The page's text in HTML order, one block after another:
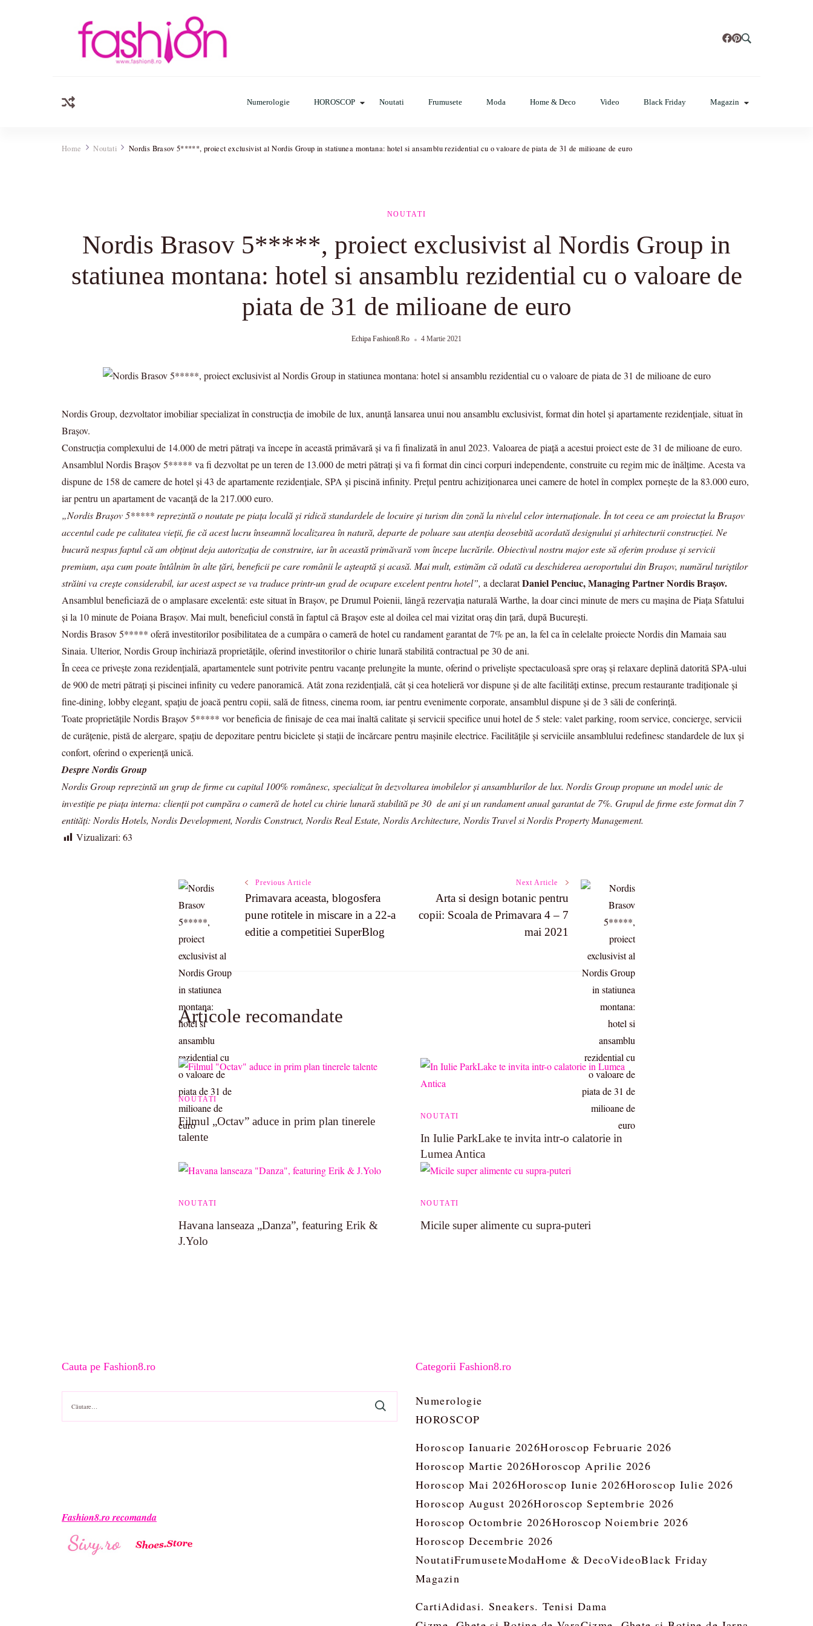
Numerologie HOROSCOP Noutati Frumusete Moda Home & Deco Video Black Friday Magazin
Home Noutati Nordis Brasov 5*****, proiect exclusivist al Nordis Group in statiunea montana: hotel si ansamblu rezidential cu o valoare de piata de 31 de milioane de euro
NOUTATI
Nordis Brasov 5*****, proiect exclusivist al Nordis Group in
statiunea montana: hotel si ansamblu rezidential cu o valoare de
piata de 31 de milioane de euro
Echipa Fashion8.ro 4 Martie 2021
Nordis Group, dezvoltator imobiliar specializat în construcția de imobile de lux, anunță lansarea unui nou ansamblu exclusivist, format din hotel și apartamente rezidențiale, situat în
Brașov.
Construcția complexului de 14.000 de metri pătrați va începe în această primăvară și va fi finalizată în anul 2023. Valoarea de piață a acestui proiect este de 31 de milioane de euro.
Ansamblul Nordis Brașov 5***** va fi dezvoltat pe un teren de 13.000 de metri pătrați și va fi format din cinci corpuri independente, construite cu regim mic de înălțime. Acesta va
dispune de 158 de camere de hotel și 43 de apartamente rezidențiale, SPA și piscină infinity. Prețul pentru achiziționarea unei camere de hotel în complex pornește de la 83.000 euro,
iar pentru un apartament de vacanță de la 217.000 euro.
„Nordis Brașov 5***** reprezintă o noutate pe piața locală și ridică standardele de locuire și turism din zonă la nivelul celor internaționale. În tot ceea ce am proiectat la Brașov
accentul cade pe calitatea vieții, fie că acest lucru înseamnă localizarea în natură, departe de poluare sau atenția deosebită acordată designului și arhitecturii construcției. Ne
bucură nespus faptul că am obținut deja autorizația de construire, iar în această primăvară vom începe lucrările. Obiectivul nostru major este să oferim produse și servicii
premium, așa cum poate întâlnim în alte țări, beneficii pe care românii le așteaptă și acasă. Mai mult, estimăm că odată cu deschiderea aeroportului din Brașov, numărul turiștilor
străini va crește considerabil, iar acest aspect se va traduce printr-un grad de ocupare excelent pentru hotel”, a declaratDaniel Penciuc, Managing Partner Nordis Brașov.
Ansamblul beneficiază de o amplasare excelentă: este situat în Brașov, pe Drumul Poienii, lângă rezervația naturală Warthe, la doar cinci minute de mers cu mașina de Piața Sfatului
și la 10 minute de Poiana Brașov. Mai mult, beneficiul constă în faptul că Brașov este al doilea cel mai vizitat oraș din țară, după București.
Nordis Brasov 5***** oferă investitorilor posibilitatea de a cumpăra o cameră de hotel cu randament garantat de 7% pe an, la fel ca în celelalte proiecte Nordis din Mamaia sau
Sinaia. Ulterior, Nordis Group închiriază proprietățile, oferind investitorilor o chirie lunară stabilită contractual pe 30 de ani.
În ceea ce privește zona rezidențială, apartamentele sunt potrivite pentru vacanțe prelungite la munte, oferind o priveliște spectaculoasă spre oraș și relaxare deplină datorită SPA-ului
de 900 de metri pătrați și piscinei infinity cu vedere panoramică. Atât zona rezidențială, cât și cea hotelieră vor dispune și de alte facilități extinse, precum restaurante tradiționale și
fine-dining, lobby elegant, spațiu de joacă pentru copii, sală de fitness, cinema room, iar pentru evenimente corporate, ansamblul dispune și de 3 săli de conferință.
Toate proprietățile Nordis Brașov 5***** vor beneficia de finisaje de cea mai înaltă calitate și servicii specifice unui hotel de 5 stele: valet parking, room service, concierge, servicii
de curățenie, pistă de alergare, spațiu de depozitare pentru biciclete și stații de încărcare pentru mașinile electrice. Facilitățile și serviciile ansamblului redefinesc standardele de lux și
confort, oferind o experiență unică.
Despre Nordis Group
Nordis Group reprezintă un grup de firme cu capital 100% românesc, specializat în dezvoltarea imobilelor și ansamblurilor de lux. Nordis Group propune un model unic de
investiție pe piața interna: clienții pot cumpăra o cameră de hotel cu chirie lunară stabilită pe 30 de ani și un randament anual garantat de 7%. Grupul de firme este format din 7
entități: Nordis Hotels, Nordis Development, Nordis Construct, Nordis Real Estate, Nordis Architecture, Nordis Travel si Nordis Property Management.
Vizualizari: 63
Post
Navigation
Previous Article
Primavara aceasta, blogosfera
pune rotitele in miscare in a 22-a
editie a competitiei SuperBlog
Next Article
Arta si design botanic pentru
copii: Scoala de Primavara 4 – 7
mai 2021
Articole recomandate
NOUTATI
Filmul „Octav” aduce in prim plan tinerele
talente
NOUTATI
In Iulie ParkLake te invita intr-o calatorie in
Lumea Antica
NOUTATI
Havana lanseaza „Danza”, featuring Erik &
J.Yolo
NOUTATI
Micile super alimente cu supra-puteri
Cauta pe Fashion8.ro
Caută
după:
Fashion8.ro recomanda
Categorii Fashion8.ro
Numerologie
HOROSCOP
Horoscop Ianuarie 2026Horoscop Februarie 2026
Horoscop Martie 2026Horoscop Aprilie 2026
Horoscop Mai 2026Horoscop Iunie 2026Horoscop Iulie 2026
Horoscop August 2026Horoscop Septembrie 2026
Horoscop Octombrie 2026Horoscop Noiembrie 2026
Horoscop Decembrie 2026
NoutatiFrumuseteModaHome & DecoVideoBlack Friday
Magazin
CartiAdidasi. Sneakers. Tenisi Dama